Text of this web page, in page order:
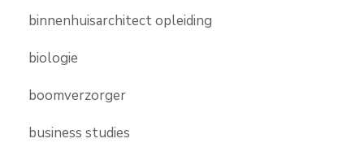
binnenhuisarchitect opleiding
biologie
boomverzorger
business studies